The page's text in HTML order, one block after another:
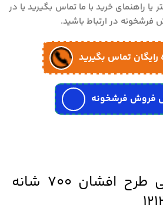
یا راهنمای خرید با ما تماس بگیرید یا در
در ارتباط باشید.
رایگان تماس بگیرید
فروش فرشخونه
خرید کناره لاکی طرح افشان 700 شانه